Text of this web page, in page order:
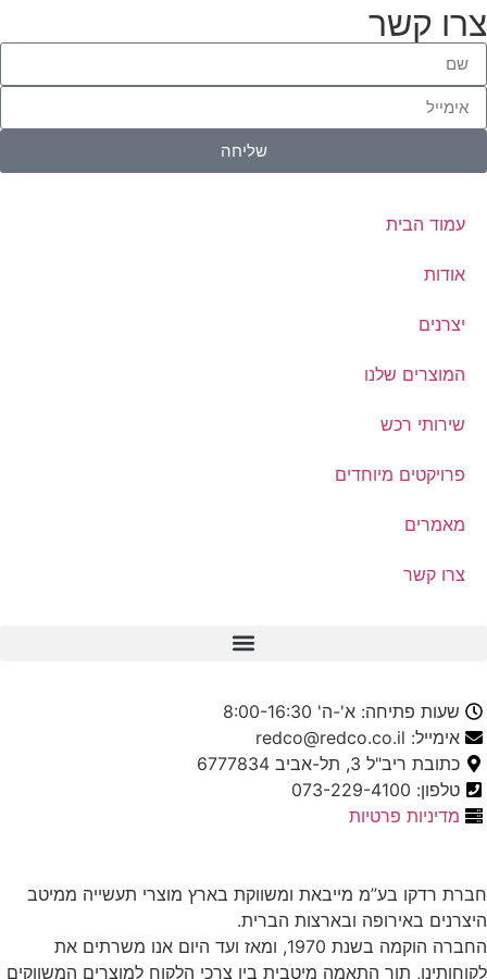
צרו קשר
שליחה
עמוד הבית
אודות
יצרנים
המוצרים שלנו
שירותי רכש
פרויקטים מיוחדים
מאמרים
צרו קשר
שעות פתיחה: א'-ה' 8:00-16:30
אימייל: redco@redco.co.il
כתובת ריב"ל 3, תל-אביב 6777834
טלפון: 073-229-4100
מדיניות פרטיות
חברת רדקו בע”מ מייבאת ומשווקת בארץ מוצרי תעשייה ממיטב
היצרנים באירופה ובארצות הברית.
החברה הוקמה בשנת 1970, ומאז ועד היום אנו משרתים את
לקוחותינו, תוך התאמה מיטבית בין צרכי הלקוח למוצרים המשווקים